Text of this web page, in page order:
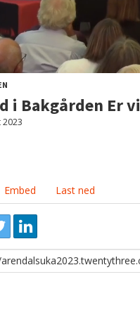
i Bakgården Er
2023
Embed Last ned